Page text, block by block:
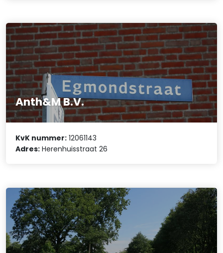
Anth&M B.V.
KvK nummer: 12061143
Adres: Herenhuisstraat 26